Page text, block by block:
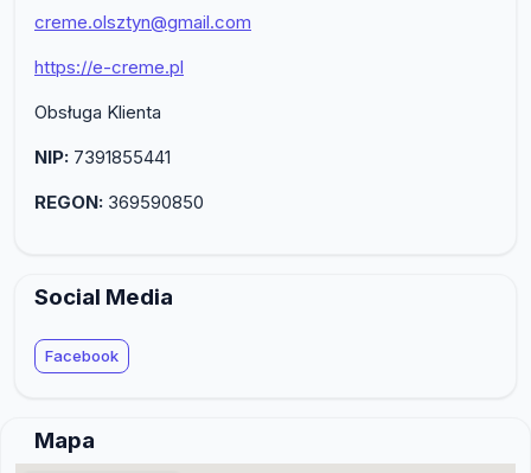
creme.olsztyn@gmail.com
https://e-creme.pl
Obsługa Klienta
NIP: 7391855441
REGON: 369590850
Social Media
Facebook
Mapa